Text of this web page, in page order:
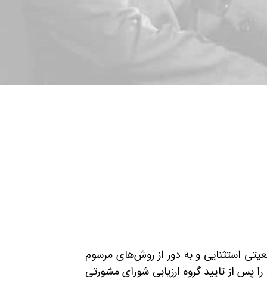
استثنایی و به دور از روش‌های مرسوم
پس از تایید گروه ارزیابی شورای مشورتی